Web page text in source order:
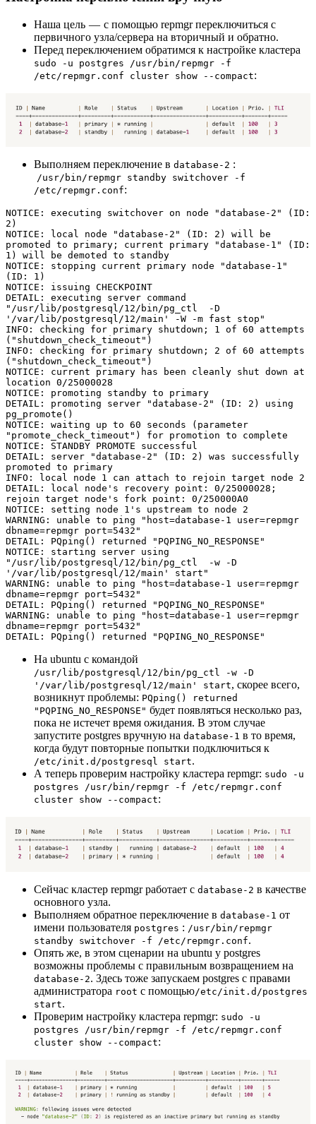
Наша цель — с помощью repmgr переключиться с
первичного узла/сервера на вторичный и обратно.
Перед переключением обратимся к настройке кластера
sudo -u postgres /usr/bin/repmgr -f
/etc/repmgr.conf cluster show --compact:
Выполняем переключение в database-2 :
/usr/bin/repmgr standby switchover -f
/etc/repmgr.conf:
NOTICE: executing switchover on node "database-2" (ID:
2)
NOTICE: local node "database-2" (ID: 2) will be
promoted to primary; current primary "database-1" (ID:
1) will be demoted to standby
NOTICE: stopping current primary node "database-1"
(ID: 1)
NOTICE: issuing CHECKPOINT
DETAIL: executing server command
"/usr/lib/postgresql/12/bin/pg_ctl  -D
'/var/lib/postgresql/12/main' -W -m fast stop"
INFO: checking for primary shutdown; 1 of 60 attempts
("shutdown_check_timeout")
INFO: checking for primary shutdown; 2 of 60 attempts
("shutdown_check_timeout")
NOTICE: current primary has been cleanly shut down at
location 0/25000028
NOTICE: promoting standby to primary
DETAIL: promoting server "database-2" (ID: 2) using
pg_promote()
NOTICE: waiting up to 60 seconds (parameter
"promote_check_timeout") for promotion to complete
NOTICE: STANDBY PROMOTE successful
DETAIL: server "database-2" (ID: 2) was successfully
promoted to primary
INFO: local node 1 can attach to rejoin target node 2
DETAIL: local node's recovery point: 0/25000028;
rejoin target node's fork point: 0/250000A0
NOTICE: setting node 1's upstream to node 2
WARNING: unable to ping "host=database-1 user=repmgr
dbname=repmgr port=5432"
DETAIL: PQping() returned "PQPING_NO_RESPONSE"
NOTICE: starting server using
"/usr/lib/postgresql/12/bin/pg_ctl  -w -D
'/var/lib/postgresql/12/main' start"
WARNING: unable to ping "host=database-1 user=repmgr
dbname=repmgr port=5432"
DETAIL: PQping() returned "PQPING_NO_RESPONSE"
WARNING: unable to ping "host=database-1 user=repmgr
dbname=repmgr port=5432"
DETAIL: PQping() returned "PQPING_NO_RESPONSE"
На ubuntu с командой
/usr/lib/postgresql/12/bin/pg_ctl -w -D
'/var/lib/postgresql/12/main' start, скорее всего,
возникнут проблемы: PQping() returned
"PQPING_NO_RESPONSE" будет появляться несколько раз,
пока не истечет время ожидания. В этом случае
запустите postgres вручную на database-1 в то время,
когда будут повторные попытки подключиться к
/etc/init.d/postgresql start.
А теперь проверим настройку кластера repmgr: sudo -u
postgres /usr/bin/repmgr -f /etc/repmgr.conf
cluster show --compact:
Сейчас кластер repmgr работает с database-2 в качестве
основного узла.
Выполняем обратное переключение в database-1 от
имени пользователя postgres : /usr/bin/repmgr
standby switchover -f /etc/repmgr.conf.
Опять же, в этом сценарии на ubuntu у postgres
возможны проблемы с правильным возвращением на
database-2. Здесь тоже запускаем postgres с правами
администратора root с помощью/etc/init.d/postgres
start.
Проверим настройку кластера repmgr: sudo -u
postgres /usr/bin/repmgr -f /etc/repmgr.conf
cluster show --compact: